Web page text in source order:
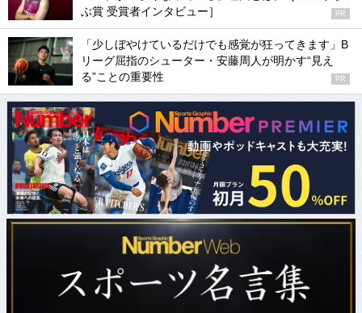
ぶ賞 受賞者インタビュー］
PR
「少しぼやけているだけでも感覚が狂ってきます」B
リーグ屈指のシューター・安藤周人が明かす“見え
る”ことの重要性
PR